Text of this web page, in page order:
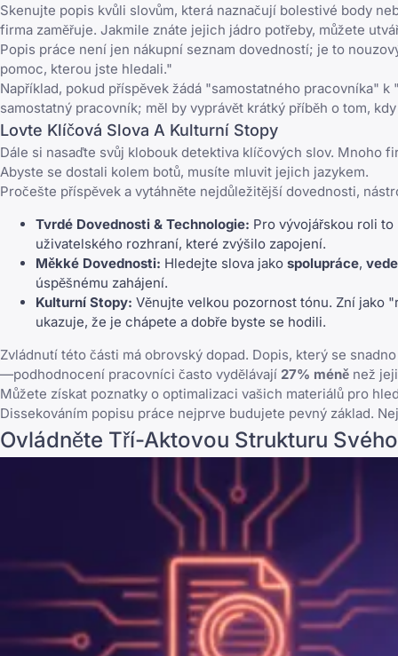
Skenujte popis kvůli slovům, která naznačují bolestivé body
firma zaměřuje. Jakmile znáte jejich jádro potřeby, můžete
Popis práce není jen nákupní seznam dovedností; je to
pomoc, kterou jste hledali."
Například, pokud příspěvek žádá "samostatného pracovníka"
samostatný pracovník; měl by vyprávět krátký příběh o tom,
Lovte Klíčová Slova A Kulturní Stopy
Dále si nasaďte svůj klobouk detektiva klíčových slov. Mnoho
Abyste se dostali kolem botů, musíte mluvit jejich jazykem.
Pročešte příspěvek a vytáhněte nejdůležitější dovednosti,
Tvrdé Dovednosti & Technologie: Pro vývojářskou roli
uživatelského rozhraní, které zvýšilo zapojení.
Měkké Dovednosti: Hledejte slova jako spolupráce,
úspěšnému zahájení.
Kulturní Stopy: Věnujte velkou pozornost tónu. Zní jako
ukazuje, že je chápete a dobře byste se hodili.
Zvládnutí této části má obrovský dopad. Dopis, který se
—podhodnocení pracovníci často vydělávají 27% méně než
Můžete získat poznatky o optimalizaci vašich materiálů pro
Dissekováním popisu práce nejprve budujete pevný základ.
Ovládněte Tří-Aktovou Strukturu